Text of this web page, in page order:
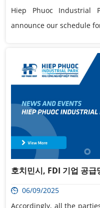
Hiep Phuoc Industrial
announce our schedule
호치민시, FDI 기업 공급
06/09/2025
Accordingly, all the